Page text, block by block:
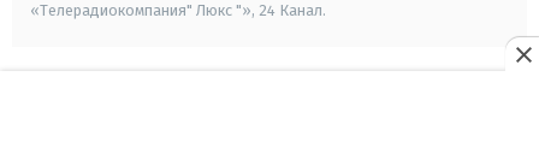
«Телерадиокомпания" Люкс "», 24 Канал.